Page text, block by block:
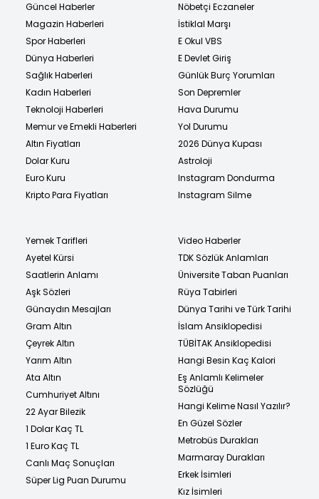
Güncel Haberler
Magazin Haberleri
Spor Haberleri
Dünya Haberleri
Sağlık Haberleri
Kadın Haberleri
Teknoloji Haberleri
Memur ve Emekli Haberleri
Altın Fiyatları
Dolar Kuru
Euro Kuru
Kripto Para Fiyatları
Nöbetçi Eczaneler
İstiklal Marşı
E Okul VBS
E Devlet Giriş
Günlük Burç Yorumları
Son Depremler
Hava Durumu
Yol Durumu
2026 Dünya Kupası
Astroloji
Instagram Dondurma
Instagram Silme
Yemek Tarifleri
Ayetel Kürsi
Saatlerin Anlamı
Aşk Sözleri
Günaydın Mesajları
Gram Altın
Çeyrek Altın
Yarım Altın
Ata Altın
Cumhuriyet Altını
22 Ayar Bilezik
1 Dolar Kaç TL
1 Euro Kaç TL
Canlı Maç Sonuçları
Süper Lig Puan Durumu
Video Haberler
TDK Sözlük Anlamları
Üniversite Taban Puanları
Rüya Tabirleri
Dünya Tarihi ve Türk Tarihi
İslam Ansiklopedisi
TÜBİTAK Ansiklopedisi
Hangi Besin Kaç Kalori
Eş Anlamlı Kelimeler
Sözlüğü
Hangi Kelime Nasıl Yazılır?
En Güzel Sözler
Metrobüs Durakları
Marmaray Durakları
Erkek İsimleri
Kız İsimleri